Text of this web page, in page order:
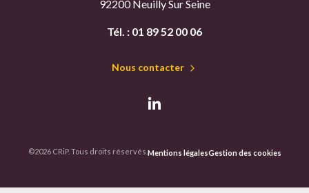
92200 Neuilly Sur Seine
Tél. : 01 89 52 00 06
Nous contacter
©2026 CRiP. Tous droits réservés.Mentions légalesGestion des cookies